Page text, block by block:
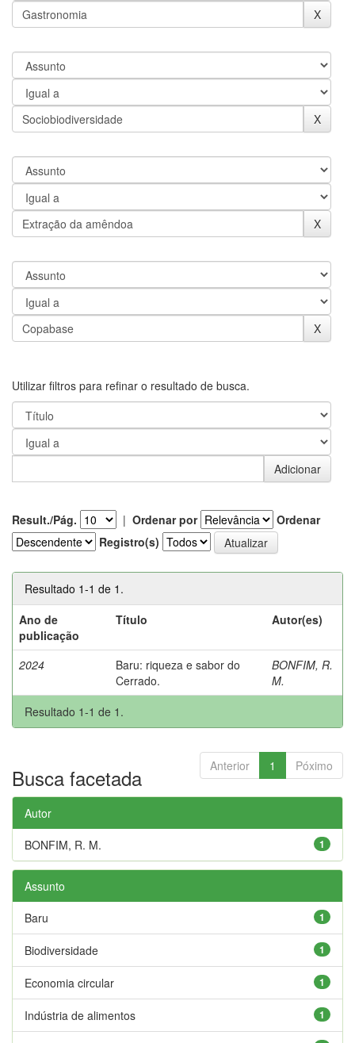
Utilizar filtros para refinar o resultado de busca.
Result./Pág. | Ordenar por
Ordenar
Registro(s)
Resultado 1-1 de 1.
Ano de
publicação
Título Autor(es)
2024
Baru: riqueza e sabor do
Cerrado.
BONFIM, R.
M.
Resultado 1-1 de 1.
Anterior 1 Póximo
Busca facetada
Autor
1
BONFIM, R. M.
Assunto
1
Baru
1
Biodiversidade
1
Economia circular
1
Indústria de alimentos